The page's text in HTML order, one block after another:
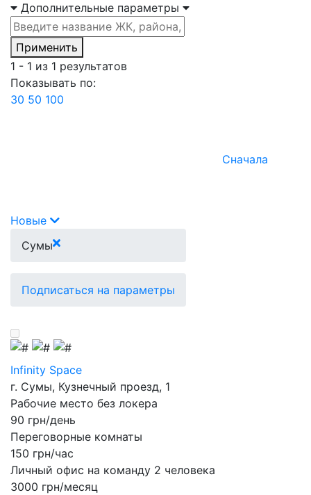
Дополнительные параметры
Применить
1 - 1 из 1 результатов
Показывать по:
30 50 100
Сначала
Новые
Сумы
Подписаться на параметры
Infinity Space
г. Сумы, Кузнечный проезд, 1
Рабочие место без локера
90 грн/день
Переговорные комнаты
150 грн/час
Личный офис на команду 2 человека
3000 грн/месяц